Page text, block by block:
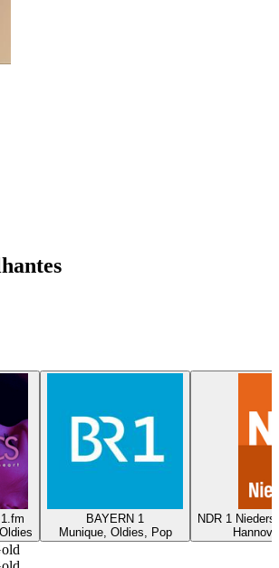
BAYERN 1
Munique, Oldies, Pop
NDR 1